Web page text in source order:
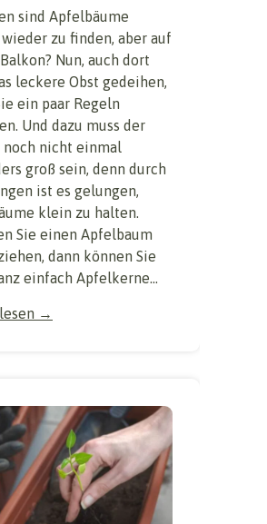
sind Apfelbäume
zu finden, aber auf
Nun, auch dort
leckere Obst gedeihen,
ein paar Regeln
Und dazu muss der
noch nicht einmal
groß sein, denn durch
ist es gelungen,
klein zu halten.
Sie einen Apfelbaum
dann können Sie
einfach Apfelkerne...
→